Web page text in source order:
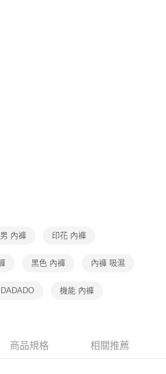
以上)免運費
以上)免運費
含以上)免運費
以上)免運費
男 內褲 印花 內褲
黑色 內褲 內褲 吸濕
機能 內褲
商品規格 相關推薦